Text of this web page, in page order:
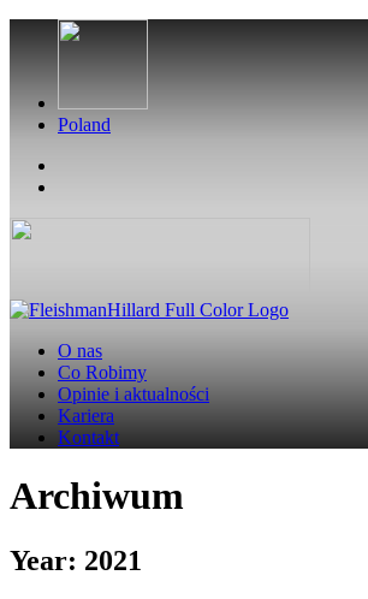
Poland
O nas
Co Robimy
Opinie i aktualności
Kariera
Kontakt
Archiwum
Year: 2021